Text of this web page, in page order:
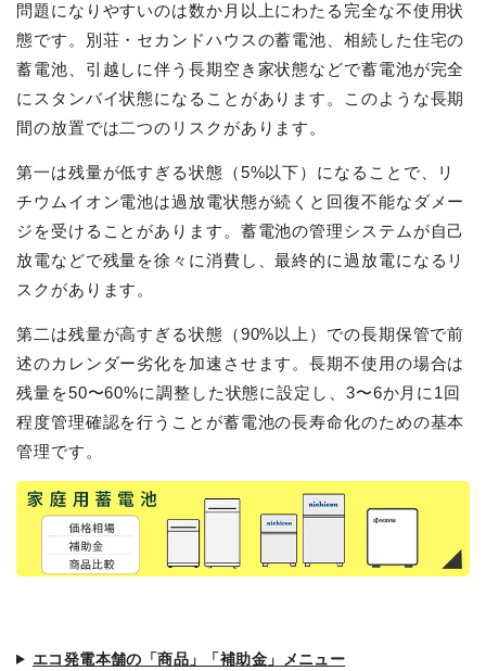
問題になりやすいのは数か月以上にわたる完全な不使用状
態です。別荘・セカンドハウスの蓄電池、相続した住宅の
蓄電池、引越しに伴う長期空き家状態などで蓄電池が完全
にスタンバイ状態になることがあります。このような長期
間の放置では二つのリスクがあります。
第一は残量が低すぎる状態（5%以下）になることで、リ
チウムイオン電池は過放電状態が続くと回復不能なダメー
ジを受けることがあります。蓄電池の管理システムが自己
放電などで残量を徐々に消費し、最終的に過放電になるリ
スクがあります。
第二は残量が高すぎる状態（90%以上）での長期保管で前
述のカレンダー劣化を加速させます。長期不使用の場合は
残量を50〜60%に調整した状態に設定し、3〜6か月に1回
程度管理確認を行うことが蓄電池の長寿命化のための基本
管理です。
エコ発電本舗の「商品」「補助金」メニュー